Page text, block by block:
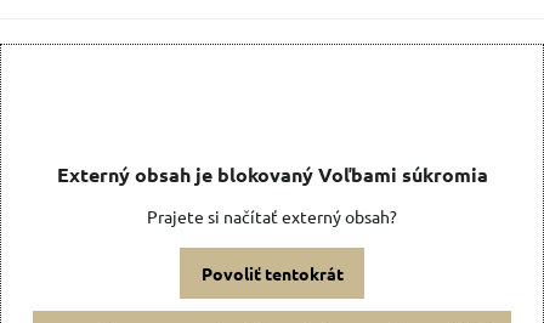
Externý obsah je blokovaný Voľbami súkromia
Prajete si načítať externý obsah?
Povoliť tentokrát